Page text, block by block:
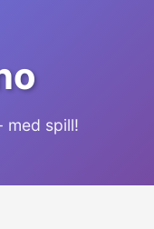
med spill!